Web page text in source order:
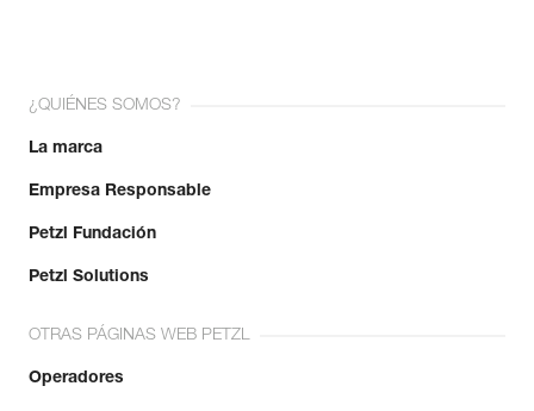
¿QUIÉNES SOMOS?
La marca
Empresa Responsable
Petzl Fundación
Petzl Solutions
OTRAS PÁGINAS WEB PETZL
Operadores